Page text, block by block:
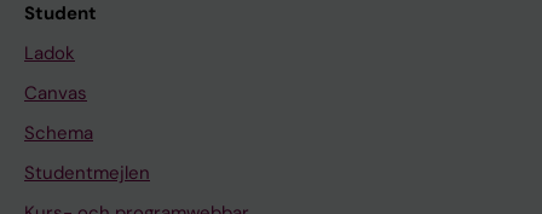
Student
Ladok
Canvas
Schema
Studentmejlen